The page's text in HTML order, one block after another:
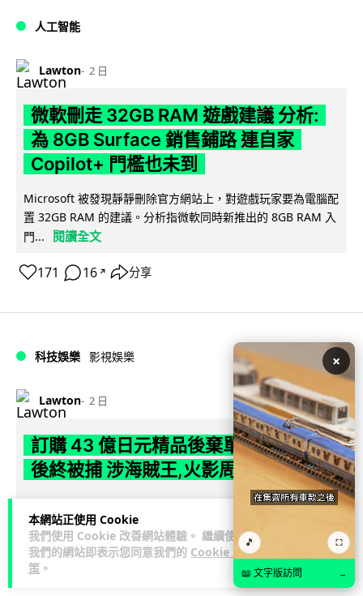
本網站正使用 Cookie
我們使用 Cookie 改善網站體驗。 繼續使用
我們的網站即表示您同意我們的 Cookie 政
策 。
人工智能
Lawton 2 日
微軟刪走 32GB RAM 遊戲建議 分析:
為 8GB Surface 銷售鋪路 連自家
Copilot+ 門檻也未到
Microsoft 被發現靜靜刪除官方網站上，對遊戲玩家要為電腦配
置 32GB RAM 的建議。分析指微軟同時新推出的 8GB RAM 入
門...
閱讀全文
171 16 ↗ 分享
科技娛樂 影視娛樂
Lawton 2 日
訂購 43 億日元精品後棄單 大阪女 2 年
後終被捕 涉海賊王,火影周邊產品
日本警視廳神田署 8 月 6 日公布，拘捕一名 32 歲大阪女子，
指她涉嫌在出版巨頭集英社旗下官方網店「JUMP
CHARACTERS ST...
閱讀全文
79
×
🎵 ⛶
📖 文字版訪問 →